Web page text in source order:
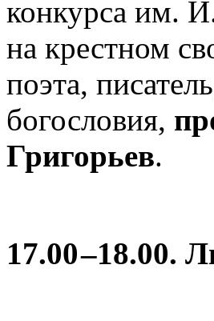
конкурса им.
на крестном
поэта,
богословия,
Григорьев.
17.00 –18.00.